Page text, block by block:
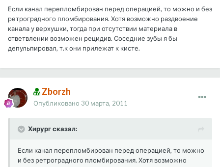
Если канал перепломбирован перед операцией, то можно и без
ретроградного пломбирования. Хотя возможно раздвоение
канала у верхушки, тогда при отсутствии материала в
ответвлении возможен рецидив. Соседние зубы я бы
депульпировал, т.к они прилежат к кисте.
Zborzh
Опубликовано 30 марта, 2011
Хирург сказал:
Если канал перепломбирован перед операцией, то можно
и без ретроградного пломбирования. Хотя возможно